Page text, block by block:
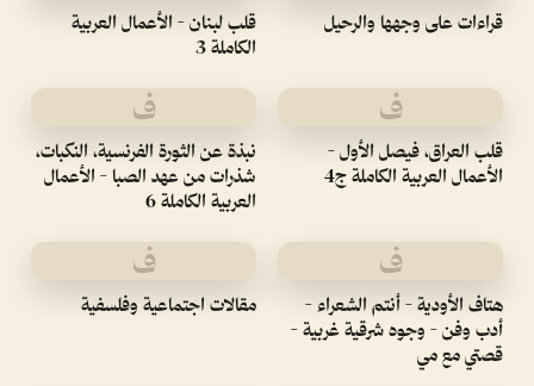
قراءات على وجهها والرحيل
قلب لبنان - الأعمال العربية
الكاملة 3
ف
قلب العراق، فيصل الأول -
الأعمال العربية الكاملة ج4
ف
نبذة عن الثورة الفرنسية، النكبات،
شذرات من عهد الصبا - الأعمال
العربية الكاملة 6
ف
هتاف الأودية - أنتم الشعراء -
أدب وفن - وجوه شرقية غربية -
قصتي مع مي
ف
مقالات اجتماعية وفلسفية